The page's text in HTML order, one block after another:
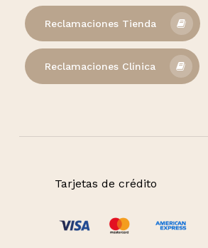
Reclamaciones Tienda
Reclamaciones Clínica
Tarjetas de crédito